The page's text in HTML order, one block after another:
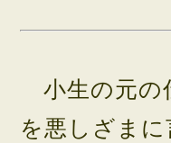
小生の元の
を悪しざま